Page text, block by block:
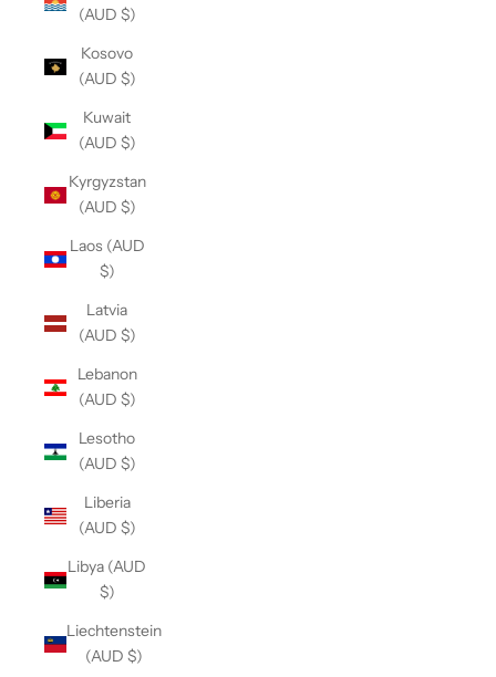
(AUD $)
Kosovo
(AUD $)
Kuwait
(AUD $)
Kyrgyzstan
(AUD $)
Laos (AUD
$)
Latvia
(AUD $)
Lebanon
(AUD $)
Lesotho
(AUD $)
Liberia
(AUD $)
Libya (AUD
$)
Liechtenstein
(AUD $)